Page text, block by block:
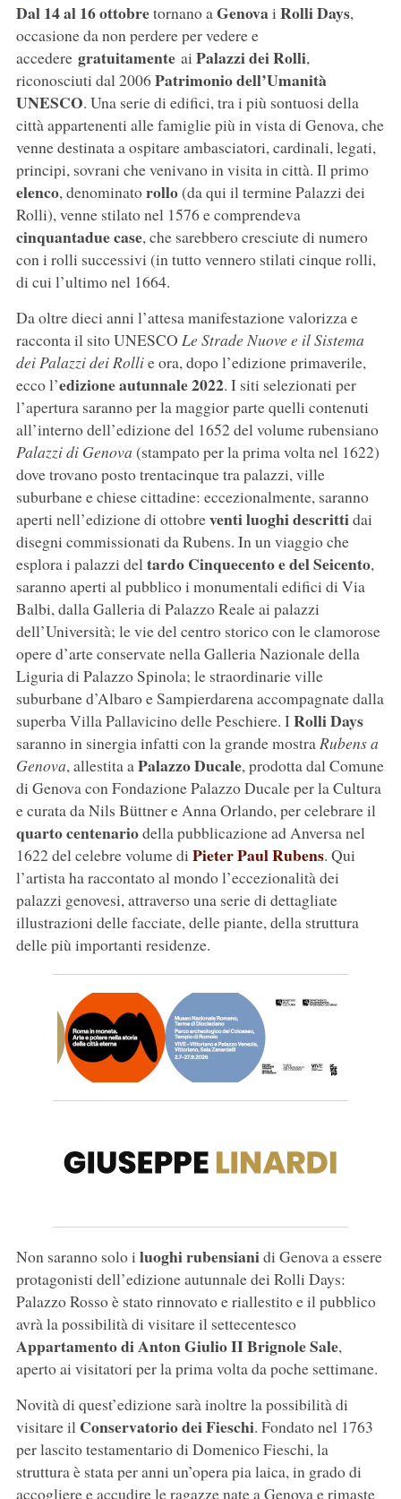
Dal 14 al 16 ottobretornano aGenovai Rolli Days,
occasione da non perdere per vedere e
accedere gratuitamenteai Palazzi dei Rolli,
riconosciuti dal 2006Patrimonio dell’Umanità
UNESCO. Una serie di edifici, tra i più sontuosi della
città appartenenti alle famiglie più in vista di Genova, che
venne destinata a ospitare ambasciatori, cardinali, legati,
principi, sovrani che venivano in visita in città. Il primo
elenco, denominatorollo(da qui il termine Palazzi dei
Rolli), venne stilato nel 1576 e comprendeva
cinquantadue case, che sarebbero cresciute di numero
con i rolli successivi (in tutto vennero stilati cinque rolli,
di cui l’ultimo nel 1664.
Da oltre dieci anni l’attesa manifestazione valorizza e
racconta il sito UNESCO Le Strade Nuove e il Sistema
dei Palazzi dei Rollie ora, dopo l’edizione primaverile,
ecco l’edizione autunnale 2022. I siti selezionati per
l’apertura saranno per la maggior parte quelli contenuti
all’interno dell’edizione del 1652 del volume rubensiano
Palazzi di Genova (stampato per la prima volta nel 1622)
dove trovano posto trentacinque tra palazzi, ville
suburbane e chiese cittadine: eccezionalmente, saranno
aperti nell’edizione di ottobreventi luoghi descrittidai
disegni commissionati da Rubens. In un viaggio che
esplora i palazzi deltardo Cinquecento e del Seicento,
saranno aperti al pubblico i monumentali edifici di Via
Balbi, dalla Galleria di Palazzo Reale ai palazzi
dell’Università; le vie del centro storico con le clamorose
opere d’arte conservate nella Galleria Nazionale della
Liguria di Palazzo Spinola; le straordinarie ville
suburbane d’Albaro e Sampierdarena accompagnate dalla
superba Villa Pallavicino delle Peschiere. IRolli Days
saranno in sinergia infatti con la grande mostraRubens a
Genova, allestita aPalazzo Ducale, prodotta dal Comune
di Genova con Fondazione Palazzo Ducale per la Cultura
e curata da Nils Büttner e Anna Orlando, per celebrare il
quarto centenariodella pubblicazione ad Anversa nel
1622 del celebre volume di Pieter Paul Rubens. Qui
l’artista ha raccontato al mondo l’eccezionalità dei
palazzi genovesi, attraverso una serie di dettagliate
illustrazioni delle facciate, delle piante, della struttura
delle più importanti residenze.
Non saranno solo i luoghi rubensianidi Genova a essere
protagonisti dell’edizione autunnale dei Rolli Days:
Palazzo Rosso è stato rinnovato e riallestito e il pubblico
avrà la possibilità di visitare il settecentesco
Appartamento di Anton Giulio II Brignole Sale,
aperto ai visitatori per la prima volta da poche settimane.
Novità di quest’edizione sarà inoltre la possibilità di
visitare il Conservatorio dei Fieschi. Fondato nel 1763
per lascito testamentario di Domenico Fieschi, la
struttura è stata per anni un’opera pia laica, in grado di
accogliere e accudire le ragazze nate a Genova e rimaste